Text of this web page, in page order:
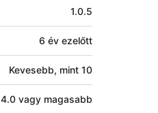
1.0.5
6 év ezelőtt
Kevesebb, mint 10
4.0 vagy magasabb